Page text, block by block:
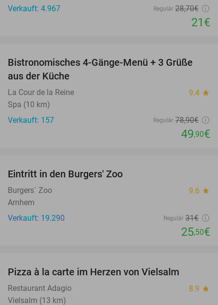
Verkauft: 4.967
Regulär 28,70€
21€
37%
Bistronomisches 4-Gänge-Menü + 3 Grüße
aus der Küche
La Cour de la Reine 9.4 star
Spa (10 km)
Verkauft: 157
Regulär 78,90€
49,90€
Eintritt in den Burgers' Zoo
Burgers´ Zoo 9.6 star
Arnhem
Verkauft: 19.290
Regulär 31€
25,50€
Pizza à la carte im Herzen von Vielsalm
Restaurant Adagio 8.9 star
Vielsalm (13 km)